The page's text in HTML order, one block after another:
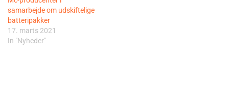
samarbejde om udskiftelige
batteripakker
17. marts 2021
In "Nyheder"